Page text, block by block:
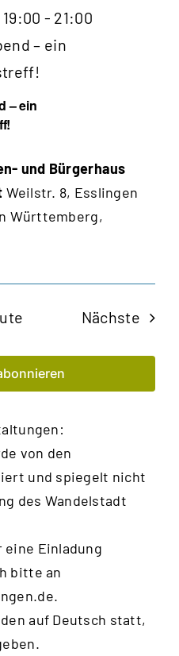
– ein
- 21:00
– ein
und Bürgerhaus
Weilstr. 8, Esslingen
Württemberg,
Nächste
von den
und spiegelt nicht
des Wandelstadt
eine Einladung
bitte an
.
auf Deutsch statt,